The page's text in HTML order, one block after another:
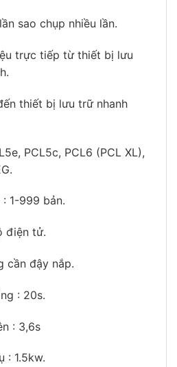
sao chụp nhiều lần.
trực tiếp từ thiết bị lưu
thiết bị lưu trữ nhanh
PCL5c, PCL6 (PCL XL),
1-999 bản.
điện tử.
cần đậy nắp.
: 20s.
: 3,6s
: 1.5kw.